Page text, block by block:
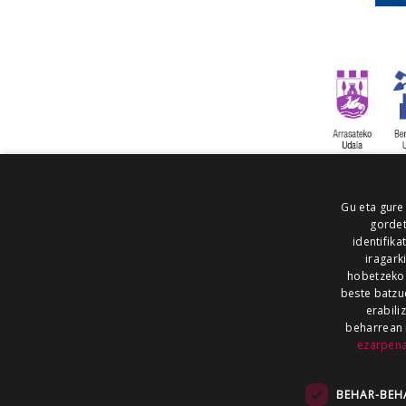
ALEA
NOAUA
Gu eta
hobetzeko.
beste
BEHAR-